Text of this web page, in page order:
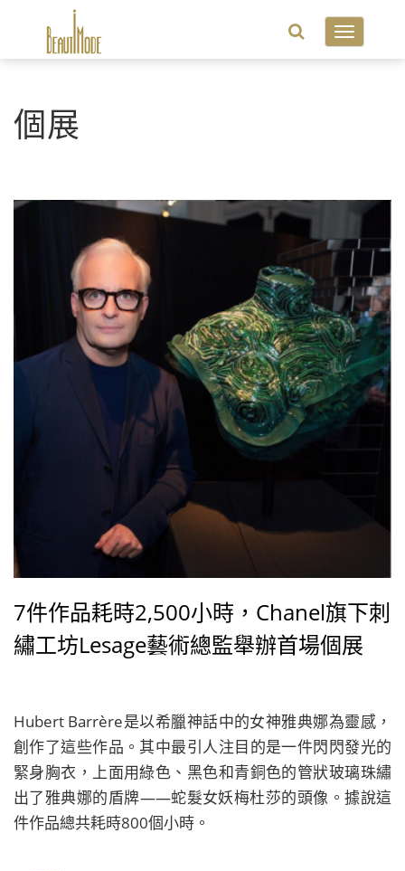
Toggle
個展
7件作品耗時2,500小時，Chanel旗下刺
繡工坊Lesage藝術總監舉辦首場個展
Hubert Barrère是以希臘神話中的女神雅典娜為靈感，
創作了這些作品。其中最引人注目的是一件閃閃發光的
緊身胸衣，上面用綠色、黑色和青銅色的管狀玻璃珠繡
出了雅典娜的盾牌——蛇髮女妖梅杜莎的頭像。據說這
件作品總共耗時800個小時。